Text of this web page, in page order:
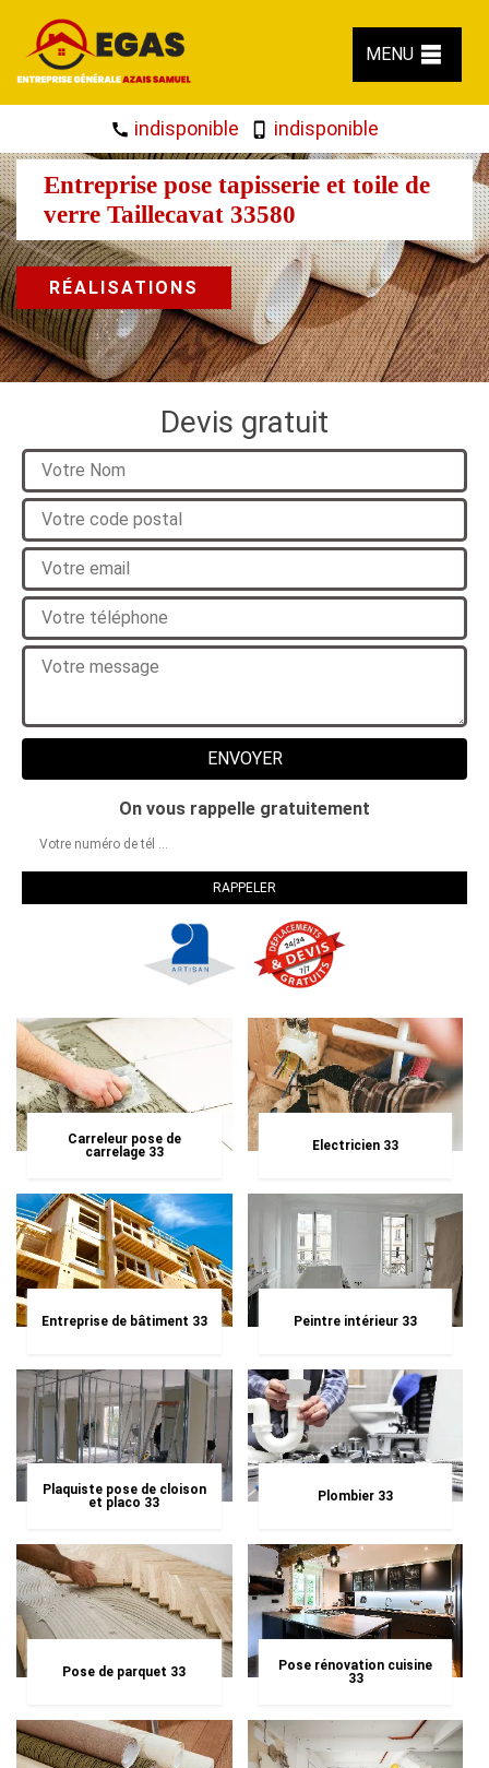
MENU
indisponible indisponible
Entreprise pose tapisserie et toile de
verre Taillecavat 33580
RÉALISATIONS
Devis gratuit
On vous rappelle gratuitement
Carreleur pose de
carrelage 33
Electricien 33
Entreprise de bâtiment 33 Peintre intérieur 33
Plaquiste pose de cloison
et placo 33
Plombier 33
Pose de parquet 33
Pose rénovation cuisine
33